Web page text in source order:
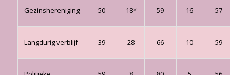
Gezinshereniging 50 18* 59 16 57
Langdurig verblijf 39 28 66 10 59